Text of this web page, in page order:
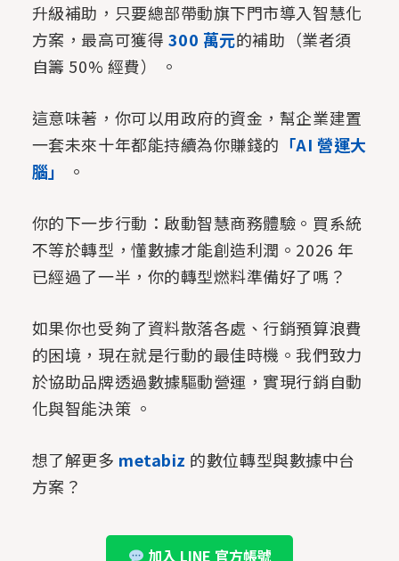
升級補助，只要總部帶動旗下門市導入智慧化
方案，最高可獲得 300 萬元的補助（業者須
自籌 50% 經費） 。
這意味著，你可以用政府的資金，幫企業建置
一套未來十年都能持續為你賺錢的 「AI 營運大
腦」
。
你的下一步行動：啟動智慧商務體驗。買系統
不等於轉型，懂數據才能創造利潤。2026 年
已經過了一半，你的轉型燃料準備好了嗎？
如果你也受夠了資料散落各處、行銷預算浪費
的困境，現在就是行動的最佳時機。我們致力
於協助品牌透過數據驅動營運，實現行銷自動
化與智能決策 。
想了解更多 metabiz 的數位轉型與數據中台
方案？
加入 LINE 官方帳號